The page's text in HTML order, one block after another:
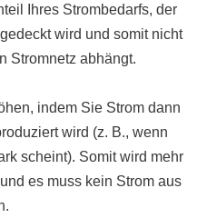
Ihres Strombedarfs, der
wird und somit nicht
Stromnetz abhängt.
indem Sie Strom dann
wird (z. B., wenn
scheint). Somit wird mehr
es muss kein Strom aus